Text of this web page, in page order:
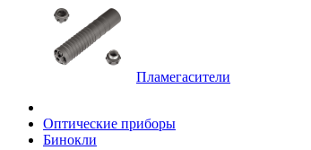
Пламегасители
Оптические приборы
Бинокли